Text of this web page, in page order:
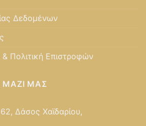
Δεδομένων
Πολιτική Επιστροφών
ΜΑΖΊ ΜΑΣ
Δάσος Χαϊδαρίου,